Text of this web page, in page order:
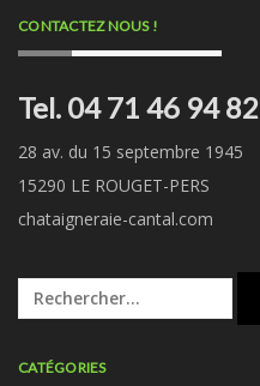
CONTACTEZ NOUS !
Tel. 04 71 46 94 82
28 av. du 15 septembre 1945
15290 LE ROUGET-PERS
chataigneraie-cantal.com
Rechercher :
CATÉGORIES